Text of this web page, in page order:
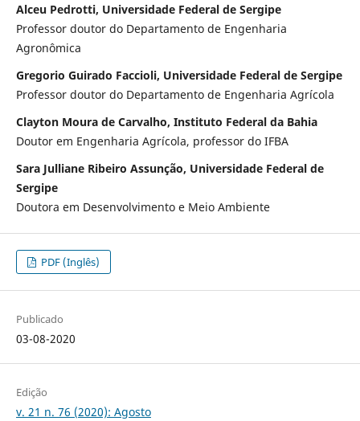
Alceu Pedrotti, Universidade Federal de Sergipe
Professor doutor do Departamento de Engenharia
Agronômica
Gregorio Guirado Faccioli, Universidade Federal de Sergipe
Professor doutor do Departamento de Engenharia Agrícola
Clayton Moura de Carvalho, Instituto Federal da Bahia
Doutor em Engenharia Agrícola, professor do IFBA
Sara Julliane Ribeiro Assunção, Universidade Federal de
Sergipe
Doutora em Desenvolvimento e Meio Ambiente
PDF (Inglês)
Publicado
03-08-2020
Edição
v. 21 n. 76 (2020): Agosto